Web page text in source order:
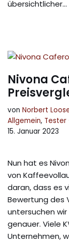
übersichtlicher…
Nivona
von Norbert
Allgemein, Tester
15. Januar 2023
Nun hat es
von
daran, dass es
Bewertung des
untersuchen
genauer. Viele
Unternehmen,